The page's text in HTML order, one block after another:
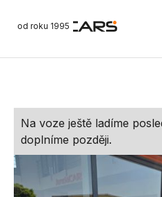
od roku 1995
Na voze ještě ladíme
doplníme později.